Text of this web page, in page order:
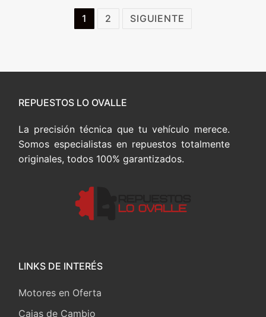
Paginación
1 2 SIGUIENTE
REPUESTOS LO OVALLE
La precisión técnica que tu vehículo merece.
Somos especialistas en repuestos totalmente
originales, todos 100% garantizados.
LINKS DE INTERÉS
Motores en Oferta
Cajas de Cambio